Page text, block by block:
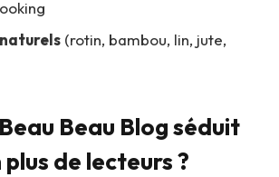
(rotin, bambou, lin, jute,
Beau Blog séduit
plus de lecteurs ?